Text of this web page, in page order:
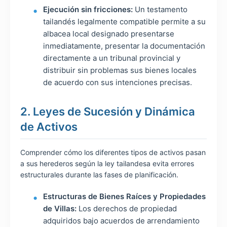
Ejecución sin fricciones: Un testamento
tailandés legalmente compatible permite a su
albacea local designado presentarse
inmediatamente, presentar la documentación
directamente a un tribunal provincial y
distribuir sin problemas sus bienes locales
de acuerdo con sus intenciones precisas.
2. Leyes de Sucesión y Dinámica
de Activos
Comprender cómo los diferentes tipos de activos pasan
a sus herederos según la ley tailandesa evita errores
estructurales durante las fases de planificación.
Estructuras de Bienes Raíces y Propiedades
de Villas: Los derechos de propiedad
adquiridos bajo acuerdos de arrendamiento